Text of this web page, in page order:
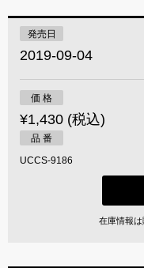
発売日
2019-09-04
価 格
¥1,430 (税込)
品 番
UCCS-9186
在庫情報は